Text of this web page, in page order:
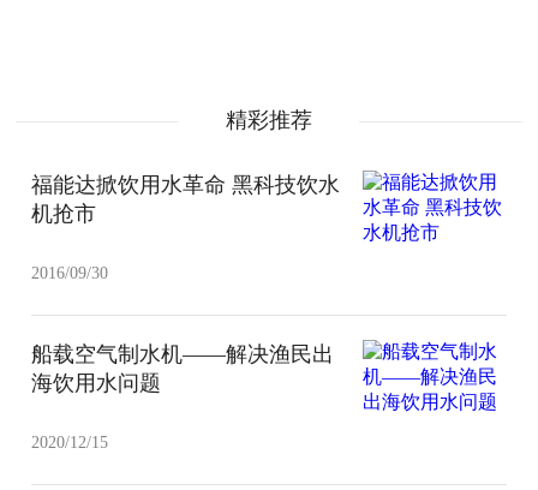
精彩推荐
福能达掀饮用水革命 黑科技饮水
机抢市
2016/09/30
船载空气制水机——解决渔民出
海饮用水问题
2020/12/15